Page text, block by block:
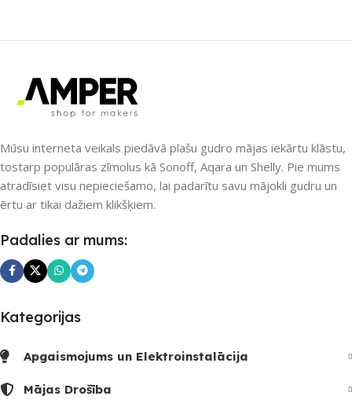
Bluetooth
PIEEJAMS UZREIZ
SKAITS
PIEEJAMS UZREIZ
Nē
Mūsu interneta veikals piedāvā plašu gudro mājas iekārtu klāstu,
tostarp populāras zīmolus kā Sonoff, Aqara un Shelly. Pie mums
atradīsiet visu nepieciešamo, lai padarītu savu mājokli gudru un
ērtu ar tikai dažiem klikšķiem.
Padalies ar mums:
Kategorijas
Apgaismojums un Elektroinstalācija
Mājas Drošība